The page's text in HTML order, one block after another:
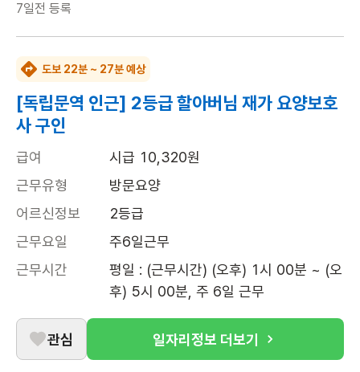
7일전 등록
도보 22분 ~ 27분 예상
[독립문역 인근] 2등급 할아버님 재가 요양보호
사 구인
급여
시급 10,320원
근무유형
방문요양
어르신정보
2등급
근무요일
주6일근무
근무시간
평일 : (근무시간) (오후) 1시 00분 ~ (오
후) 5시 00분, 주 6일 근무
관심 일자리정보 더보기